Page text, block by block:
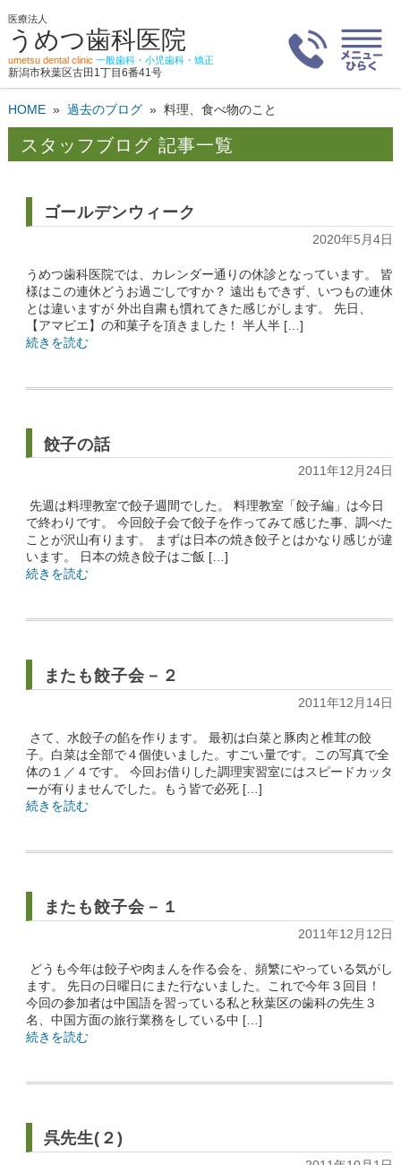
医療法人
うめつ歯科医院
umetsu dental clinic 一般歯科・小児歯科・矯正
新潟市秋葉区古田1丁目6番41号
HOME» 過去のブログ» 料理、食べ物のこと
スタッフブログ 記事一覧
ゴールデンウィーク
2020年5月4日
うめつ歯科医院では、カレンダー通りの休診となっています。 皆
様はこの連休どうお過ごしですか？ 遠出もできず、いつもの連休
とは違いますが 外出自粛も慣れてきた感じがします。 先日、
【アマビエ】の和菓子を頂きました！ 半人半 […]
続きを読む
餃子の話
2011年12月24日
先週は料理教室で餃子週間でした。 料理教室「餃子編」は今日
で終わりです。 今回餃子会で餃子を作ってみて感じた事、調べた
ことが沢山有ります。 まずは日本の焼き餃子とはかなり感じが違
います。 日本の焼き餃子はご飯 […]
続きを読む
またも餃子会－２
2011年12月14日
さて、水餃子の餡を作ります。 最初は白菜と豚肉と椎茸の餃
子。白菜は全部で４個使いました。すごい量です。この写真で全
体の１／４です。 今回お借りした調理実習室にはスピードカッタ
ーが有りませんでした。もう皆で必死 […]
続きを読む
またも餃子会－１
2011年12月12日
どうも今年は餃子や肉まんを作る会を、頻繁にやっている気がし
ます。 先日の日曜日にまた行ないました。これで今年３回目！
今回の参加者は中国語を習っている私と秋葉区の歯科の先生３
名、中国方面の旅行業務をしている中 […]
続きを読む
呉先生(２)